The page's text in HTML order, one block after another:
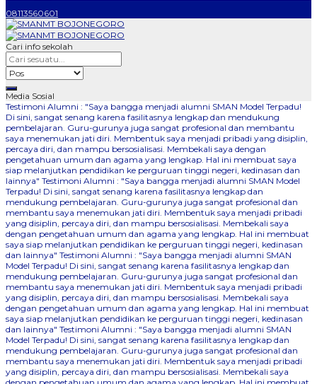
08113560601
Cari info sekolah
Media Sosial
Testimoni Alumni : "Saya bangga menjadi alumni SMAN Model Terpadu!
Di sini, sangat senang karena fasilitasnya lengkap dan mendukung
pembelajaran. Guru-gurunya juga sangat profesional dan membantu
saya menemukan jati diri. Membentuk saya menjadi pribadi yang disiplin,
percaya diri, dan mampu bersosialisasi. Membekali saya dengan
pengetahuan umum dan agama yang lengkap. Hal ini membuat saya
siap melanjutkan pendidikan ke perguruan tinggi negeri, kedinasan dan
lainnya" Testimoni Alumni : "Saya bangga menjadi alumni SMAN Model
Terpadu! Di sini, sangat senang karena fasilitasnya lengkap dan
mendukung pembelajaran. Guru-gurunya juga sangat profesional dan
membantu saya menemukan jati diri. Membentuk saya menjadi pribadi
yang disiplin, percaya diri, dan mampu bersosialisasi. Membekali saya
dengan pengetahuan umum dan agama yang lengkap. Hal ini membuat
saya siap melanjutkan pendidikan ke perguruan tinggi negeri, kedinasan
dan lainnya" Testimoni Alumni : "Saya bangga menjadi alumni SMAN
Model Terpadu! Di sini, sangat senang karena fasilitasnya lengkap dan
mendukung pembelajaran. Guru-gurunya juga sangat profesional dan
membantu saya menemukan jati diri. Membentuk saya menjadi pribadi
yang disiplin, percaya diri, dan mampu bersosialisasi. Membekali saya
dengan pengetahuan umum dan agama yang lengkap. Hal ini membuat
saya siap melanjutkan pendidikan ke perguruan tinggi negeri, kedinasan
dan lainnya" Testimoni Alumni : "Saya bangga menjadi alumni SMAN
Model Terpadu! Di sini, sangat senang karena fasilitasnya lengkap dan
mendukung pembelajaran. Guru-gurunya juga sangat profesional dan
membantu saya menemukan jati diri. Membentuk saya menjadi pribadi
yang disiplin, percaya diri, dan mampu bersosialisasi. Membekali saya